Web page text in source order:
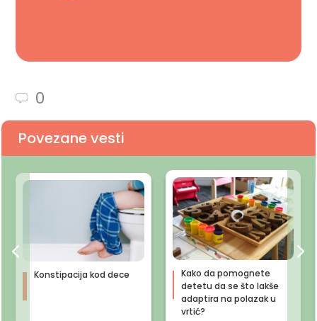
0
Povezane vesti
Konstipacija kod dece
Kako da pomognete
detetu da se što lakše
adaptira na polazak u
vrtić?